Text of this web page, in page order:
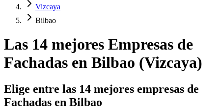
Vizcaya
Bilbao
Las 14 mejores Empresas de
Fachadas en Bilbao (Vizcaya)
Elige entre las 14 mejores empresas de
Fachadas en Bilbao